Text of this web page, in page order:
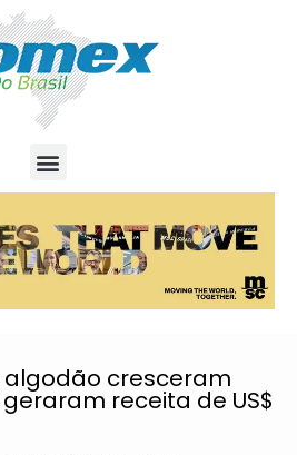
algodão cresceram
geraram receita de US$